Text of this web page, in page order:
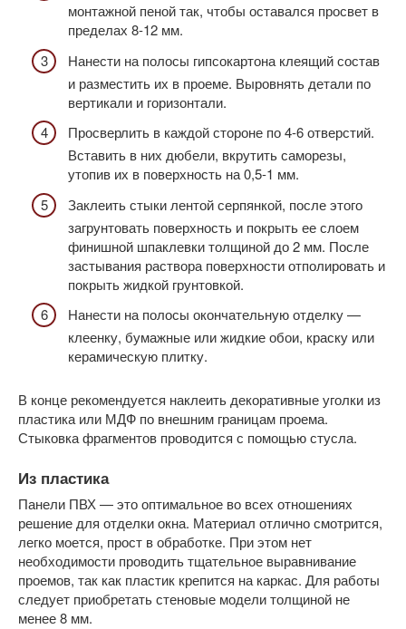
монтажной пеной так, чтобы оставался просвет в
пределах 8-12 мм.
Нанести на полосы гипсокартона клеящий состав
и разместить их в проеме. Выровнять детали по
вертикали и горизонтали.
Просверлить в каждой стороне по 4-6 отверстий.
Вставить в них дюбели, вкрутить саморезы,
утопив их в поверхность на 0,5-1 мм.
Заклеить стыки лентой серпянкой, после этого
загрунтовать поверхность и покрыть ее слоем
финишной шпаклевки толщиной до 2 мм. После
застывания раствора поверхности отполировать и
покрыть жидкой грунтовкой.
Нанести на полосы окончательную отделку —
клеенку, бумажные или жидкие обои, краску или
керамическую плитку.
В конце рекомендуется наклеить декоративные уголки из
пластика или МДФ по внешним границам проема.
Стыковка фрагментов проводится с помощью стусла.
Из пластика
Панели ПВХ — это оптимальное во всех отношениях
решение для отделки окна. Материал отлично смотрится,
легко моется, прост в обработке. При этом нет
необходимости проводить тщательное выравнивание
проемов, так как пластик крепится на каркас. Для работы
следует приобретать стеновые модели толщиной не
менее 8 мм.